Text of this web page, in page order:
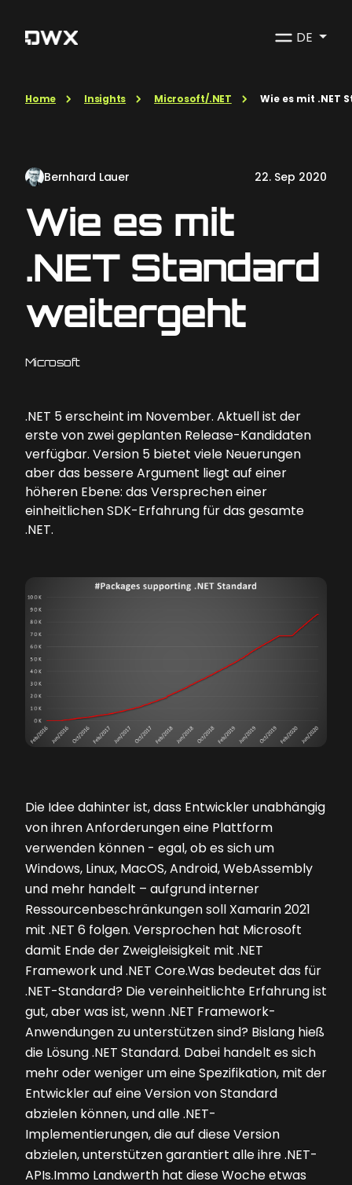
DE
Home Insights Microsoft/.NET Wie es mit .NET
Bernhard Lauer 22. Sep 2020
Wie es mit
.NET Standard
weitergeht
Microsoft
.NET 5 erscheint im November. Aktuell ist der
erste von zwei geplanten Release-Kandidaten
verfügbar. Version 5 bietet viele Neuerungen
aber das bessere Argument liegt auf einer
höheren Ebene: das Versprechen einer
einheitlichen SDK-Erfahrung für das gesamte
.NET.
Die Idee dahinter ist, dass Entwickler unabhängig
von ihren Anforderungen eine Plattform
verwenden können - egal, ob es sich um
Windows, Linux, MacOS, Android, WebAssembly
und mehr handelt – aufgrund interner
Ressourcenbeschränkungen soll Xamarin 2021
mit .NET 6 folgen. Versprochen hat Microsoft
damit Ende der Zweigleisigkeit mit .NET
Framework und .NET Core.Was bedeutet das für
.NET-Standard? Die vereinheitlichte Erfahrung ist
gut, aber was ist, wenn .NET Framework-
Anwendungen zu unterstützen sind? Bislang hieß
die Lösung .NET Standard. Dabei handelt es sich
mehr oder weniger um eine Spezifikation, mit der
Entwickler auf eine Version von Standard
abzielen können, und alle .NET-
Implementierungen, die auf diese Version
abzielen, unterstützen garantiert alle ihre .NET-
APIs.Immo Landwerth hat diese Woche etwas